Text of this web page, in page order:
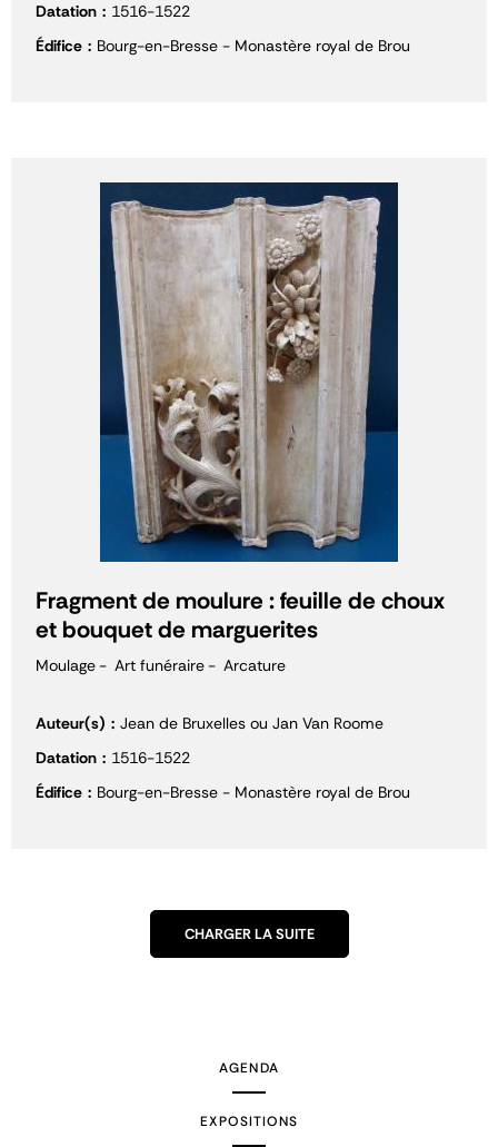
Datation
1516-1522
Édifice
Bourg-en-Bresse - Monastère royal de Brou
Fragment de moulure : feuille de choux
et bouquet de marguerites
Moulage Art funéraire Arcature
Auteur(s)
Jean de Bruxelles ou Jan Van Roome
Datation
1516-1522
Édifice
Bourg-en-Bresse - Monastère royal de Brou
CHARGER LA SUITE
AGENDA
EXPOSITIONS